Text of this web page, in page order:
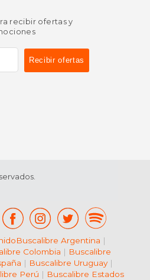
recibir ofertas y
Buscalibre Argentina |
Colombia | Buscalibre
| Buscalibre Uruguay|
Perú | Buscalibre Estados